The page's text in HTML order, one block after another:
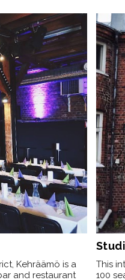
Kehräämö is a
and restaurant
This
100